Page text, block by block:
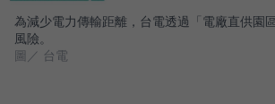
為減少電力傳輸距離，台電透過「電廠直供園
風險。
圖／ 台電